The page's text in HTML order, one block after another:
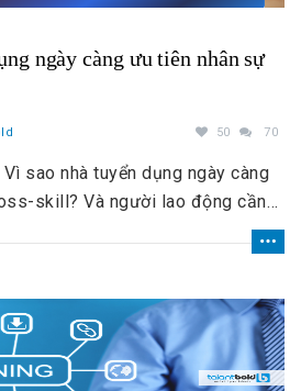
ngày càng ưu tiên nhân sự
50 70
sao nhà tuyển dụng ngày càng
skill? Và người lao động cần